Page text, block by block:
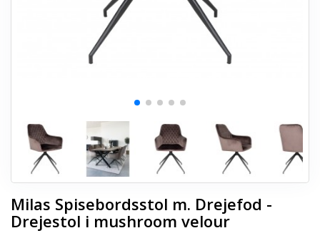
SPAR PENGE PÅ UDVALGTE VARER
Milas Spisebordsstol m. Drejefod -
Drejestol i mushroom velour